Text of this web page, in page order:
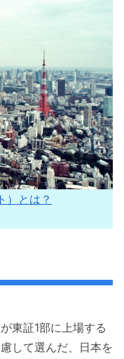
）とは？
東証1部に上場する
して選んだ、日本を